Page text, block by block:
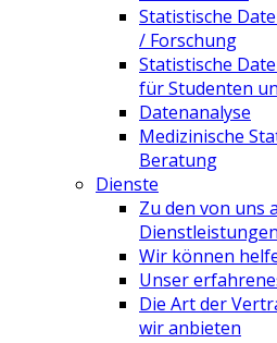
Statistische
/ Forschung
Statistische
für Studenten
Datenanalyse
Medizinische
Beratung
Dienste
Zu den von uns
Wir können
Unser
Die Art der
wir anbieten